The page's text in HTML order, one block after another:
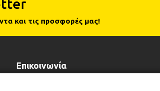
και τις προσφορές μας!
Επικοινωνία